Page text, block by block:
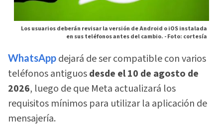
Los usuarios deberán revisar la versión de Android o iOS instalada
en sus teléfonos antes del cambio. -Foto: cortesía
WhatsApp dejará de ser compatible con varios
teléfonos antiguosdesde el 10 de agosto de
2026, luego de que Meta actualizará los
requisitos mínimos para utilizar la aplicación de
mensajería.